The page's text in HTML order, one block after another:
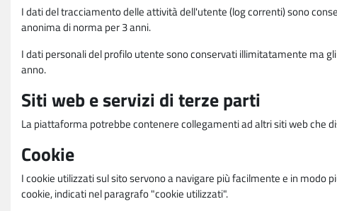
I dati del tracciamento delle attività dell'utente (log correnti) sono
anonima di norma per 3 anni.
I dati personali del profilo utente sono conservati illimitatamente ma
anno.
Siti web e servizi di terze parti
La piattaforma potrebbe contenere collegamenti ad altri siti web che
Cookie
I cookie utilizzati sul sito servono a navigare più facilmente e in modo
cookie, indicati nel paragrafo "cookie utilizzati".